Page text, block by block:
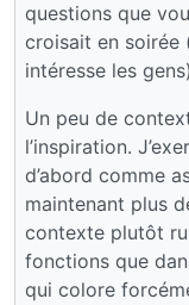
questions que
croisait en soirée
intéresse les
Un peu de
l’inspiration.
d’abord comme
maintenant plus
contexte plutôt
fonctions que
qui colore